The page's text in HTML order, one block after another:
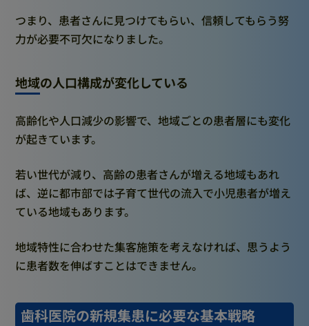
つまり、患者さんに見つけてもらい、信頼してもらう努
力が必要不可欠になりました。
地域の人口構成が変化している
高齢化や人口減少の影響で、地域ごとの患者層にも変化
が起きています。
若い世代が減り、高齢の患者さんが増える地域もあれ
ば、逆に都市部では子育て世代の流入で小児患者が増え
ている地域もあります。
地域特性に合わせた集客施策を考えなければ、思うよう
に患者数を伸ばすことはできません。
歯科医院の新規集患に必要な基本戦略